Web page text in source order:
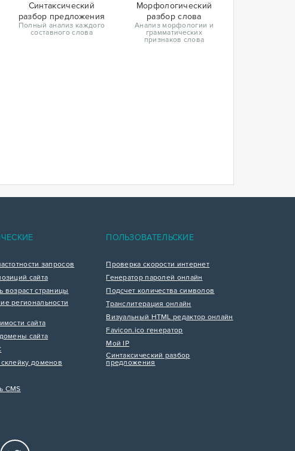
Синтаксический
разбор предложения
Полный анализ каждого
составного слова
Морфологический
разбор слова
Анализ морфологии и
грамматических
признаков слова
запросов
сайта
возраст страницы
региональности
сайта
сайта
доменов
CMS
ПОЛЬЗОВАТЕЛЬСКИЕ
Проверка скорости интернет
Генератор паролей онлайн
Подсчет количества символов
Транслитерация онлайн
Визуальный HTML редактор онлайн
Favicon.ico генератор
Мой IP
Синтаксический разбор
предложения